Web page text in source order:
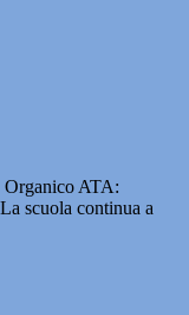
ATA:
scuola continua a